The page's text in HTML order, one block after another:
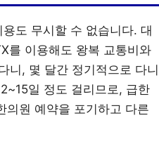
도 무시할 수 없습니다. 대
를 이용해도 왕복 교통비와
니, 몇 달간 정기적으로 다니
일 정도 걸리므로, 급한
의원 예약을 포기하고 다른